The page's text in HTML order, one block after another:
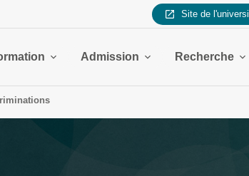
Site de
Admission Recherche